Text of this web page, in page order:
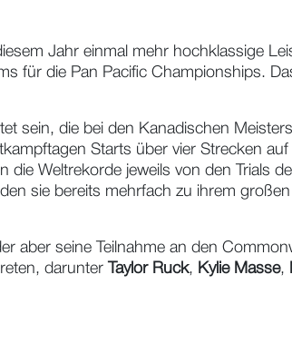
Jahr einmal mehr hochklassige
für die Pan Pacific Championships.
sein, die bei den Kanadischen
Starts über vier Strecken
Weltrekorde jeweils von den Trials
sie bereits mehrfach zu ihrem
aber seine Teilnahme an den
darunter
Taylor Ruck, Kylie Masse,